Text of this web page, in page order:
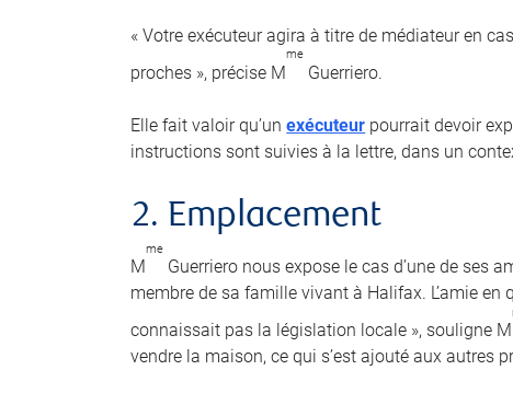
« Votre exécuteur agira à titre de médiateur en
proches », précise M
me
Guerriero.
Elle fait valoir qu’unexécuteur pourrait devoir
instructions sont suivies à la lettre, dans un
2. Emplacement
M
me
Guerriero nous expose le cas d’une de ses
membre de sa famille vivant à Halifax. L’amie
connaissait pas la législation locale », souligne M
vendre la maison, ce qui s’est ajouté aux autres